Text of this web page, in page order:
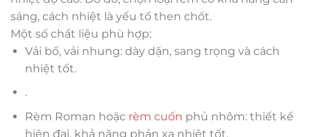
sáng, cách nhiệt là yếu tố then chốt.
Một số chất liệu phù hợp:
Vải bố, vải nhung: dày dặn, sang trọng và cách
nhiệt tốt.
.
Rèm Roman hoặc rèm cuốn phủ nhôm: thiết kế
hiện đại, khả năng phản xạ nhiệt tốt.